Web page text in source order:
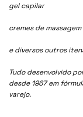
gel capilar
cremes de massagem
e diversos outros
Tudo desenvolvido
desde 1967 em
varejo.